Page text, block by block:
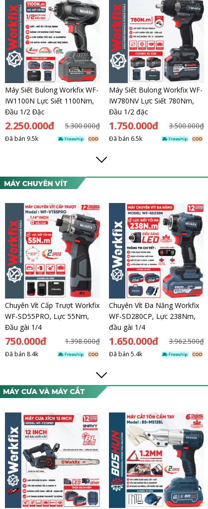
Máy Siết Bulong Workfix WF-
IW1100N Lực Siết 1100Nm,
Đầu 1/2 Đặc
2.250.000đ 5.300.000₫
Đã bán 9.5k
Máy Siết Bulong Workfix WF-
IW780NV Lực Siết 780Nm,
Đầu 1/2 đặc
1.750.000đ 3.500.000₫
Đã bán 6.5k
MÁY CHUYÊN VÍT
Chuyên Vít Cấp Trượt Workfix
WF-SD55PRO, Lực 55Nm,
Đầu gài 1/4
750.000đ 1.398.000₫
Đã bán 8.4k
Chuyên Vít Đa Năng Workfix
WF-SD280CP, Lực 238Nm,
đầu gài 1/4
1.650.000đ 3.962.500₫
Đã bán 5.4k
MÁY CƯA VÀ MÁY CẮT